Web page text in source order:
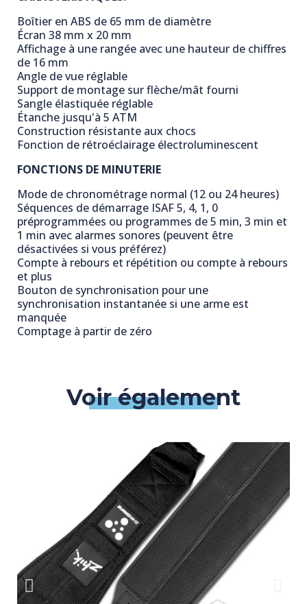
Boîtier en ABS de 65 mm de diamètre
Écran 38 mm x 20 mm
Affichage à une rangée avec une hauteur de chiffres
de 16 mm
Angle de vue réglable
Support de montage sur flèche/mât fourni
Sangle élastiquée réglable
Étanche jusqu'à 5 ATM
Construction résistante aux chocs
Fonction de rétroéclairage électroluminescent
FONCTIONS DE MINUTERIE
Mode de chronométrage normal (12 ou 24 heures)
Séquences de démarrage ISAF 5, 4, 1, 0
préprogrammées ou programmes de 5 min, 3 min et
1 min avec alarmes sonores (peuvent être
désactivées si vous préférez)
Compte à rebours et répétition ou compte à rebours
et plus
Bouton de synchronisation pour une
synchronisation instantanée si une arme est
manquée
Comptage à partir de zéro
Voir également